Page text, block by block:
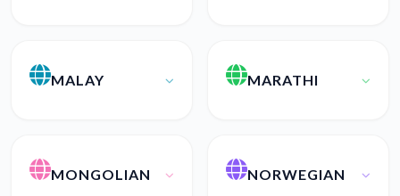
MALAY MARATHI
MONGOLIAN NORWEGIAN